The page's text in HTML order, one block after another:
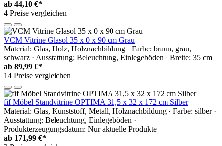
ab 44,10 €*
4 Preise vergleichen
VCM Vitrine Glasol 35 x 0 x 90 cm Grau
Material: Glas, Holz, Holznachbildung · Farbe: braun, grau,
schwarz · Ausstattung: Beleuchtung, Einlegeböden · Breite: 35 cm
ab 89,99 €*
14 Preise vergleichen
fif Möbel Standvitrine OPTIMA 31,5 x 32 x 172 cm Silber
Material: Glas, Kunststoff, Metall, Holznachbildung · Farbe: silber ·
Ausstattung: Beleuchtung, Einlegeböden ·
Produkterzeugungsdatum: Nur aktuelle Produkte
ab 171,99 €*